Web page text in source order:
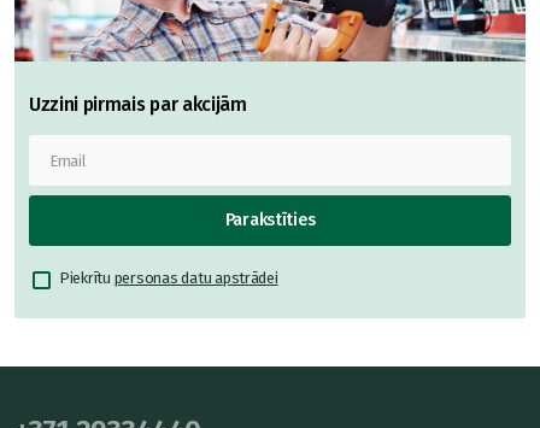
Uzzini pirmais par akcijām
Parakstīties
Piekrītu personas datu apstrādei